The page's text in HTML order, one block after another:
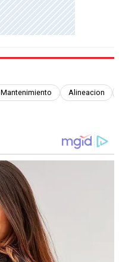
Mantenimiento Alineacion